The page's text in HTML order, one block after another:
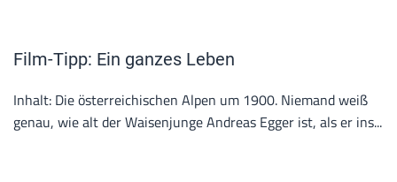
Film-Tipp: Ein ganzes Leben
Inhalt: Die österreichischen Alpen um 1900. Niemand weiß
genau, wie alt der Waisenjunge Andreas Egger ist, als er ins...